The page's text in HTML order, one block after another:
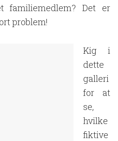
familiemedlem? Det er
problem!
Kig i
dette
galleri
for at
se,
hvilke
fiktive